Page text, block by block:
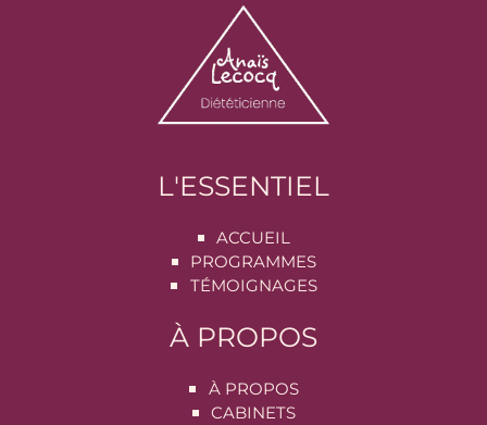
L'ESSENTIEL
ACCUEIL
PROGRAMMES
TÉMOIGNAGES
À PROPOS
À PROPOS
CABINETS